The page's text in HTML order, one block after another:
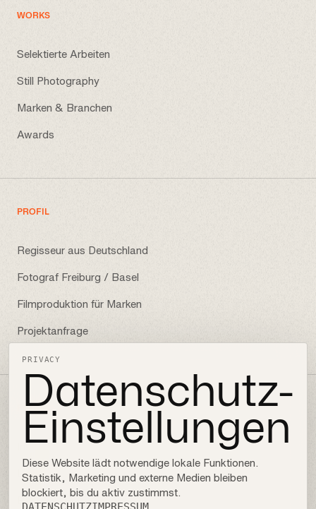
WORKS
Selektierte Arbeiten
Still Photography
Marken & Branchen
Awards
PROFIL
Regisseur aus Deutschland
Fotograf Freiburg / Basel
Filmproduktion für Marken
Projektanfrage
FOLLOW
Instagram
LinkedIn
Behance
PRIVACY
Datenschutz-
Einstellungen
Diese Website lädt notwendige lokale Funktionen.
Statistik, Marketing und externe Medien bleiben
blockiert, bis du aktiv zustimmst.